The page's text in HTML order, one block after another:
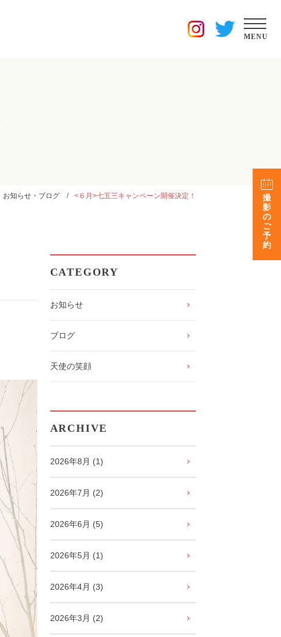
MENU
お知らせ・ブログ <６月>七五三キャンペーン開催決定！
CATEGORY
お知らせ
ブログ
天使の笑顔
ARCHIVE
2026年8月 (1)
2026年7月 (2)
2026年6月 (5)
2026年5月 (1)
2026年4月 (3)
2026年3月 (2)
撮
影
の
ご
予
約